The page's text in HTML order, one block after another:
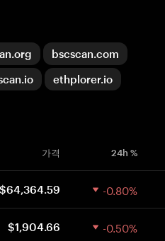
bscscan.com
ethplorer.io
가격 24h %
$64,364.59 -0.80%
$1,904.66 -0.50%